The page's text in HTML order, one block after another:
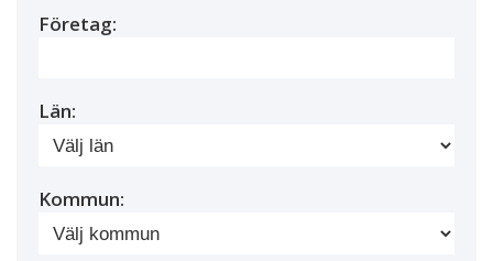
Företag:
Län:
Kommun: